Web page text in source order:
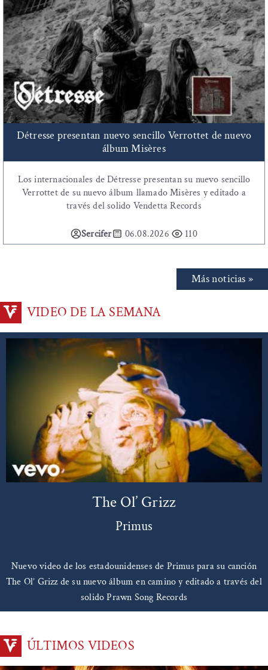
Détresse presentan nuevo sencillo Verrottet de nuevo
álbum Misères
Los internacionales de Détresse presentan su nuevo sencillo
Verrottet de su nuevo álbum llamado Misères y editado a
través del solido Vendetta Records
Sercifer 06.08.2026 110
Más noticias »
VIDEO DE LA SEMANA
The Ol’ Grizz
Primus
Nuevo video de los estadounidenses de Primus para su canción
The Ol’ Grizz de su nuevo álbum en camino y editado a través del
solido Prawn Song Records
ÚLTIMOS VIDEOS